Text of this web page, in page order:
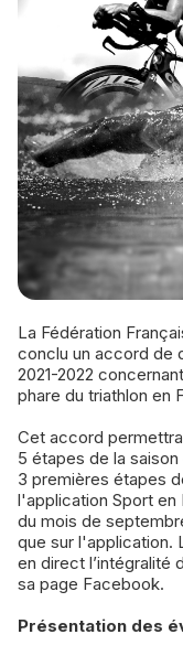
La Fédération Française de Triathlon et Sport en France ont
conclu un accord de
2021-2022
phare du triathlon en
Cet accord
5 étapes de la
3 premières étapes
l'application Sport
du mois de
que sur l'application.
en direct l’intégralité
sa page Facebook.
Présentation des